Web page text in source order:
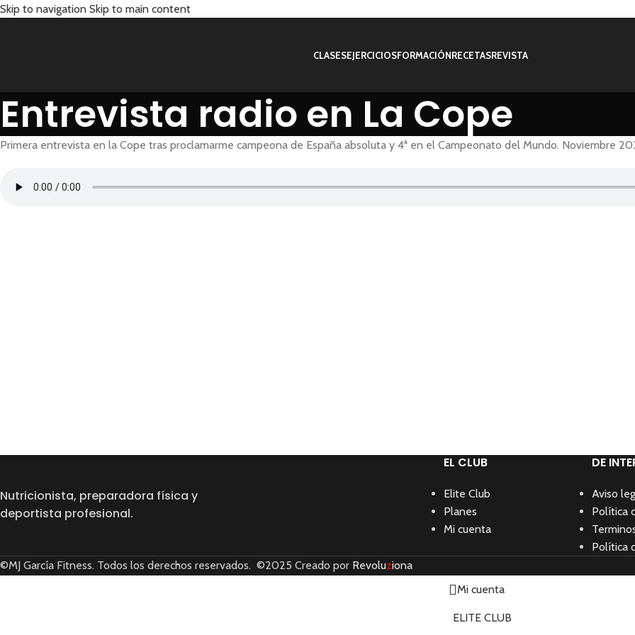
Skip to navigation Skip to main content
CLASESEJERCICIOSFORMACIÓNRECETASREVISTA
Entrevista radio en La Cope
Primera entrevista en la Cope tras proclamarme campeona de España absoluta y 4ª en el Campeonato del Mundo. Noviembre
Nutricionista, preparadora física y
deportista profesional.
EL CLUB
Elite Club
Planes
Mi cuenta
DE
Aviso
Política
Política
©MJ García Fitness. Todos los derechos reservados. ©2025 Creado por Revoluziona
Mi cuenta
ELITE CLUB